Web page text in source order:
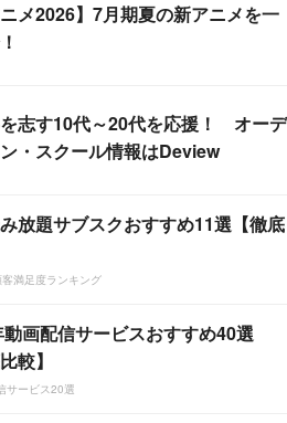
ニメ2026】7月期夏の新アニメを一
志す10代～20代を応援！ オーデ
・スクール情報はDeview
放題サブスクおすすめ11選【徹底
満足度ランキング
画配信サービスおすすめ40選
較】
サービス20選